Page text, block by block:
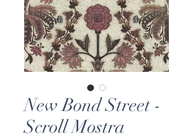
New Bond Street -
Scroll Mostra